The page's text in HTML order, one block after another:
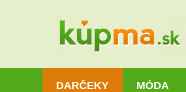
DARČEKY MÓDA